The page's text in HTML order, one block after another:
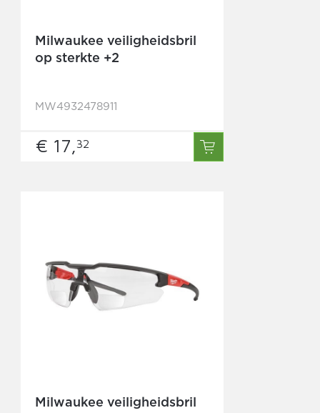
Milwaukee veiligheidsbril
op sterkte +2
MW4932478911
€ 17,32
Milwaukee veiligheidsbril